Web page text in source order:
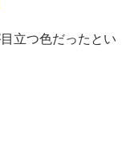
立つ色だったとい